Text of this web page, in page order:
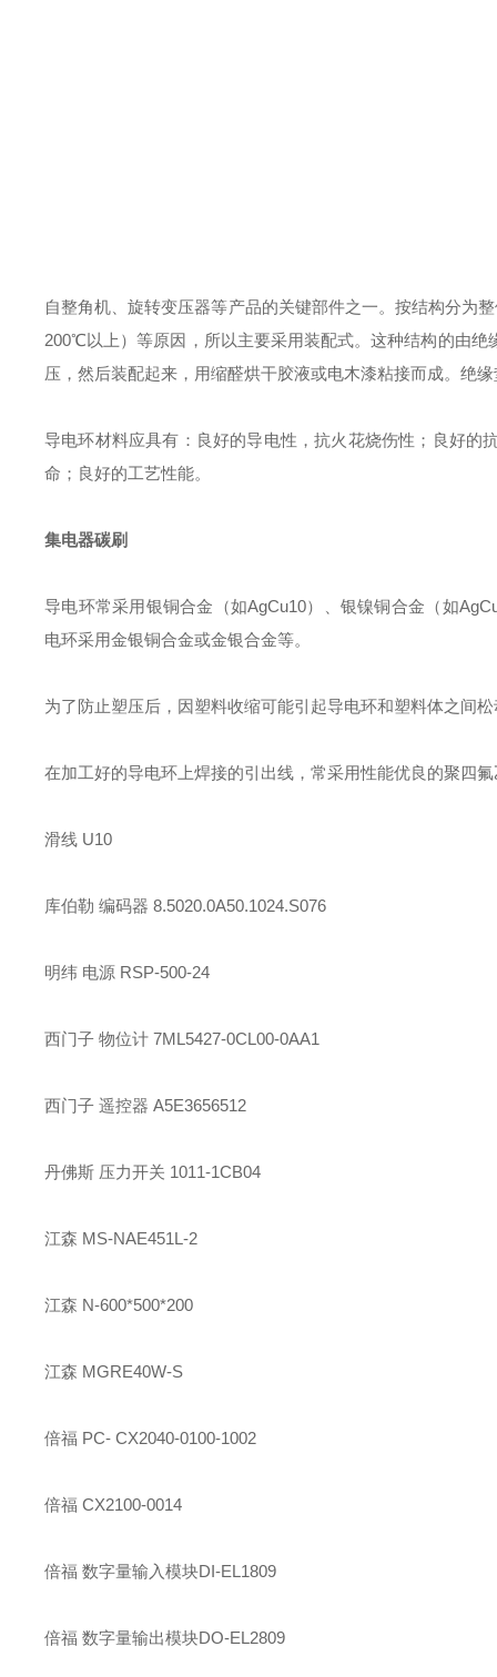
自整角机、旋转变压器等产品的关键部件之一。按结构分为
200℃以上）等原因，所以主要采用装配式。这种结构的由
压，然后装配起来，用缩醛烘干胶液或电木漆粘接而成。绝
导电环材料应具有：良好的导电性，抗火花烧伤性；良好的
命；良好的工艺性能。
集电器碳刷
导电环常采用银铜合金（如AgCu10）、银镍铜合金（如
电环采用金银铜合金或金银合金等。
为了防止塑压后，因塑料收缩可能引起导电环和塑料体之间
在加工好的导电环上焊接的引出线，常采用性能优良的聚四
滑线 U10
库伯勒 编码器 8.5020.0A50.1024.S076
明纬 电源 RSP-500-24
西门子 物位计 7ML5427-0CL00-0AA1
西门子 遥控器 A5E3656512
丹佛斯 压力开关 1011-1CB04
江森 MS-NAE451L-2
江森 N-600*500*200
江森 MGRE40W-S
倍福 PC- CX2040-0100-1002
倍福 CX2100-0014
倍福 数字量输入模块DI-EL1809
倍福 数字量输出模块DO-EL2809